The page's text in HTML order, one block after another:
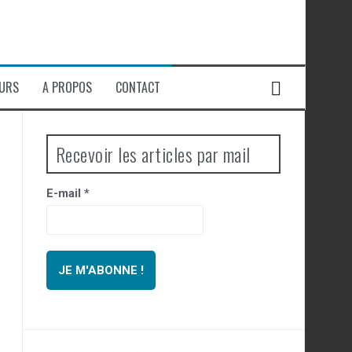
A PROPOS CONTACT
Recevoir les articles par mail
E-mail *